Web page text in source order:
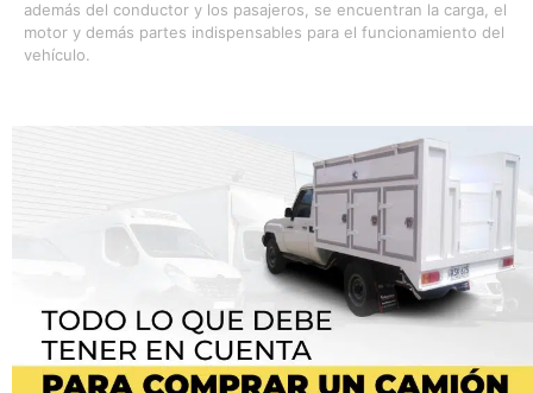
además del conductor y los pasajeros, se encuentran la carga, el
motor y demás partes indispensables para el funcionamiento del
vehículo.